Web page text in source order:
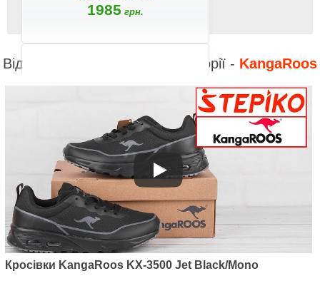
1985 грн.
Артикул: 18912-5003
Кросівки KangaRoos KD-Dose
EV Jet Black/Steel Grey (чорний)
2165грн.
Відео до інших товарів з категорії - KangaRoos
Кросівки KangaRoos KX-3500 Jet Black/Mono